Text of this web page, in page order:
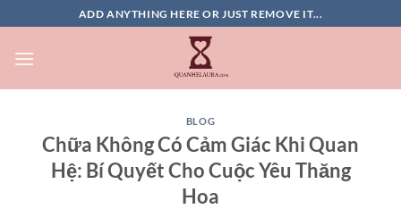
qua
nội
ADD ANYTHING HERE OR JUST REMOVE IT...
BLOG
Chữa Không Có Cảm Giác Khi Quan
Hệ: Bí Quyết Cho Cuộc Yêu Thăng
Hoa